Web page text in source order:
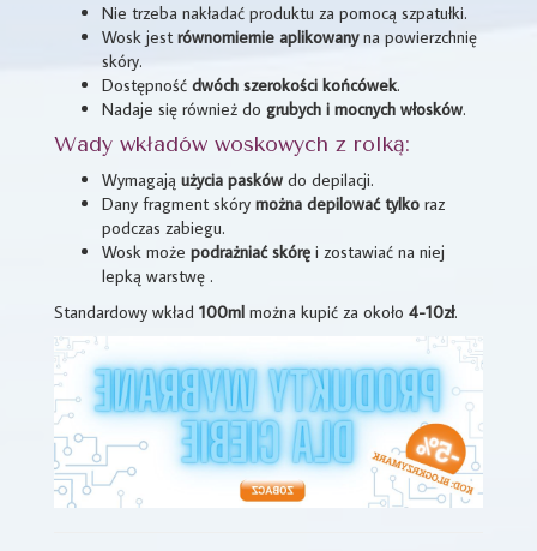
Nie trzeba nakładać produktu za pomocą szpatułki.
Wosk jest równomiernie aplikowanyna powierzchnię
skóry.
Dostępność dwóch szerokości końcówek.
Nadaje się również do grubych i mocnych włosków.
Wady wkładów woskowych z rolką:
Wymagają użycia pasków do depilacji.
Dany fragment skóry można depilować tylko raz
podczas zabiegu.
Wosk może podrażniać skórę i zostawiać na niej
lepką warstwę .
Standardowy wkład 100ml można kupić za około 4-10zł.